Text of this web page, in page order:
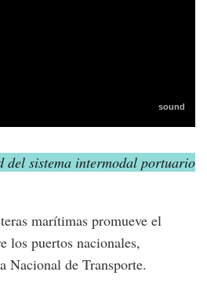
del sistema intermodal portuario
marítimas promueve el
los puertos nacionales,
Nacional de Transporte.